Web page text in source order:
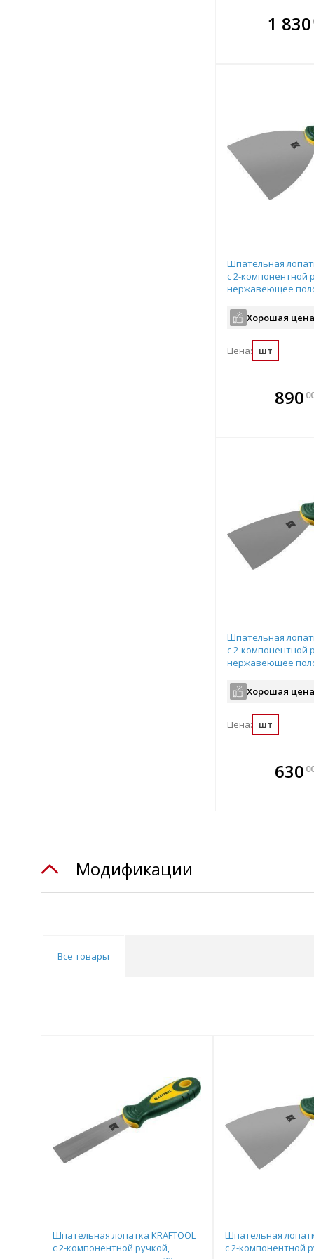
1 830
В
всегда
Шпательная
с 2-компонентной
нержавеющее
Хорошая
Цена: шт
890
В
всегда
Шпательная
с 2-компонентной
нержавеющее
Хорошая
Цена: шт
630
В
всегда
Модификации
Все товары
Шпательная лопатка KRAFTOOL
с 2-компонентной ручкой,
Шпательная
с 2-компонентной